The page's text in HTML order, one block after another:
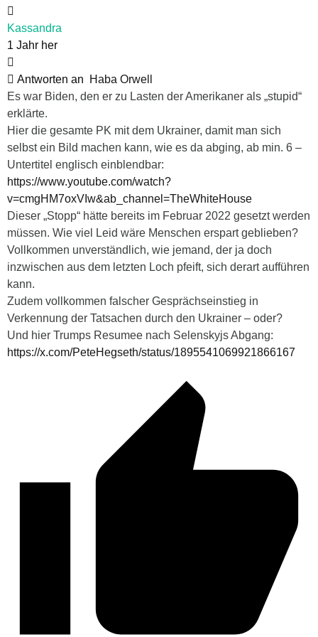
Kassandra
1 Jahr her
Antworten an
Haba Orwell
Es war Biden, den er zu Lasten der Amerikaner als „stupid“
erklärte.
Hier die gesamte PK mit dem Ukrainer, damit man sich
selbst ein Bild machen kann, wie es da abging, ab min. 6 –
Untertitel englisch einblendbar:
https://www.youtube.com/watch?
v=cmgHM7oxVIw&ab_channel=TheWhiteHouse
Dieser „Stopp“ hätte bereits im Februar 2022 gesetzt werden
müssen. Wie viel Leid wäre Menschen erspart geblieben?
Vollkommen unverständlich, wie jemand, der ja doch
inzwischen aus dem letzten Loch pfeift, sich derart aufführen
kann.
Zudem vollkommen falscher Gesprächseinstieg in
Verkennung der Tatsachen durch den Ukrainer – oder?
Und hier Trumps Resumee nach Selenskyjs Abgang:
https://x.com/PeteHegseth/status/1895541069921866167